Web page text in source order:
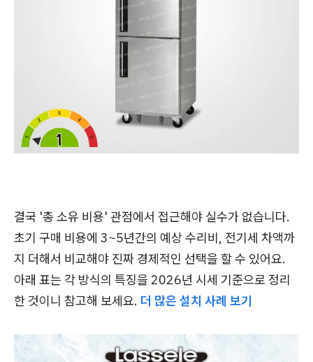
결국 '총 소유 비용' 관점에서 접근해야 실수가 없습니다.
초기 구매 비용에 3~5년간의 예상 수리비, 전기세 차액까
지 더해서 비교해야 진짜 경제적인 선택을 할 수 있어요.
아래 표는 각 방식의 특징을 2026년 시세 기준으로 정리
한 것이니 참고해 보세요. 더 많은 설치 사례 보기